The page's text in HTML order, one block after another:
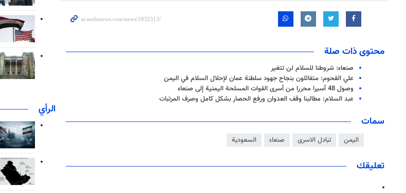
محتوى ذات صلة
صنعاء: شروطنا للسلام لن تتغير
علي القحوم: متفائلون بنجاح جهود سلطنة عمان لإحلال السلام في اليمن
وصول 48 أسيرا محررا من أسرى القوات المسلحة اليمنية إلى صنعاء
عبد السلام: مطالبنا وقف العدوان ورفع الحصار بشكل كامل وصرف المرتبات
سمات
اليمن تبادل الاسرى صنعاء السعودية
تعليقك
الرأي